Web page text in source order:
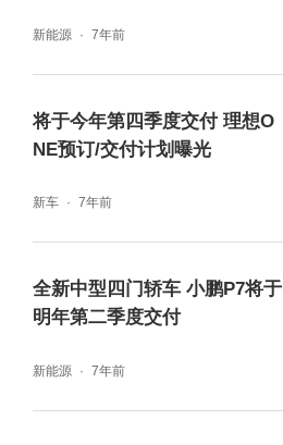
新能源 7年前
将于今年第四季度交付 理想O
NE预订/交付计划曝光
新车 7年前
全新中型四门轿车 小鹏P7将于
明年第二季度交付
新能源 7年前